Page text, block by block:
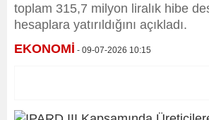
toplam 315,7 milyon liralık hibe
hesaplara yatırıldığını açıkladı.
EKONOMİ - 09-07-2026 10:15